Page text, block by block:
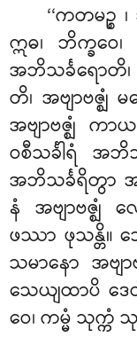
‘‘ကတမဉ္စ
ဣဓ၊ ဘိက္ခဝေ၊
အဘိသင်္ခရောတိ၊
တိ၊ အဗျာဗဇ္ဈံ
အဗျာဗဇ္ဈံ ကာ
ဝစီသင်္ခါရံ အဘိသ
အဘိသင်္ခရိတွာ အ
နံ အဗျာဗဇ္ဈံ
ဖဿာ ဖုသန္တိ။
သမာနော အဗျ
သေယျထာပိ ဒ
ဝေ၊ ကမ္မံ သုက္ကံ